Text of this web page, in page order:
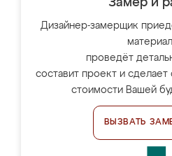
Замер и
Дизайнер-замерщик
проведёт
составит проект и сделает
стоимости Вашей
ВЫЗВАТЬ